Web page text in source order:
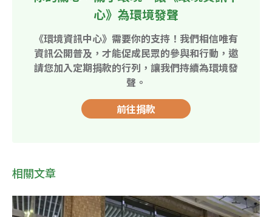
心》為環境發聲
《環境資訊中心》需要你的支持！我們相信唯有
資訊公開普及，才能促成民眾的參與和行動，邀
請您加入定期捐款的行列，讓我們持續為環境發
聲。
前往捐款
相關文章